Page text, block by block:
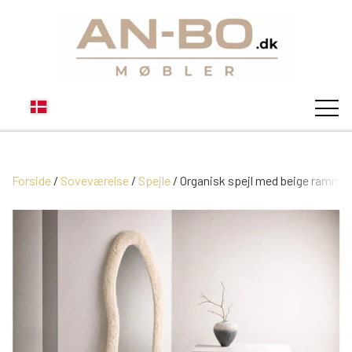
STUEN
MODUL SOFAER
MODUL SOFA DALLAS
SOFABORDE
SPISESTUEN
VITRINER
SOVEVÆRELSE
Forside Soveværelse Spejle Organisk spejl med beige ramme